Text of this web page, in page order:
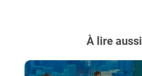
À lire aussi